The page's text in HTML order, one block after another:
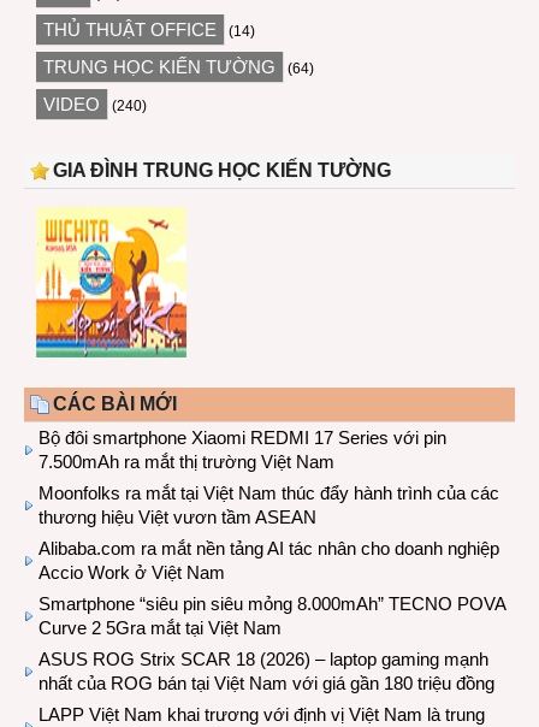
THỦ THUẬT OFFICE (14)
TRUNG HỌC KIẾN TƯỜNG (64)
VIDEO (240)
GIA ĐÌNH TRUNG HỌC KIẾN TƯỜNG
CÁC BÀI MỚI
Bộ đôi smartphone Xiaomi REDMI 17 Series với pin
7.500mAh ra mắt thị trường Việt Nam
Moonfolks ra mắt tại Việt Nam thúc đẩy hành trình của các
thương hiệu Việt vươn tầm ASEAN
Alibaba.com ra mắt nền tảng AI tác nhân cho doanh nghiệp
Accio Work ở Việt Nam
Smartphone “siêu pin siêu mỏng 8.000mAh” TECNO POVA
Curve 2 5Gra mắt tại Việt Nam
ASUS ROG Strix SCAR 18 (2026) – laptop gaming mạnh
nhất của ROG bán tại Việt Nam với giá gần 180 triệu đồng
LAPP Việt Nam khai trương với định vị Việt Nam là trung